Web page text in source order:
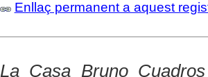
Enllaç permanent a aquest
La Casa Bruno